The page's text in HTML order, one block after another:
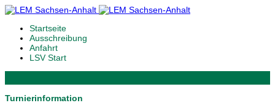
Startseite
Ausschreibung
Anfahrt
LSV Start
Turnierinformation